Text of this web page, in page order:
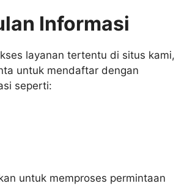
Informasi
layanan tertentu di situs kami,
untuk mendaftar dengan
seperti:
untuk memproses permintaan